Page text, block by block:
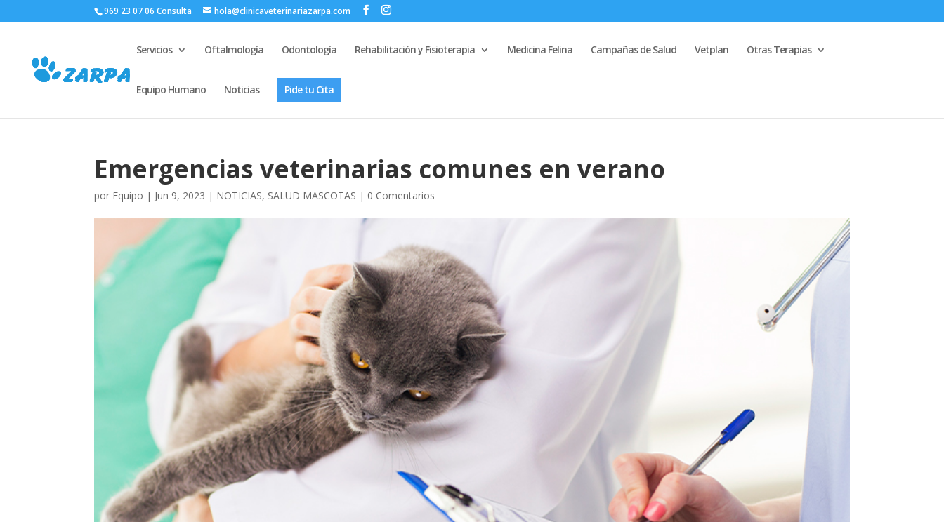
969 23 07 06 Consulta hola@clinicaveterinariazarpa.com
Servicios Oftalmología Odontología Rehabilitación y Fisioterapia Medicina Felina Campañas de Salud Vetplan Otras Terapias
Equipo Humano Noticias Pide tu Cita
Emergencias veterinarias comunes en verano
por Equipo | Jun 9, 2023 | NOTICIAS, SALUD MASCOTAS | 0 Comentarios